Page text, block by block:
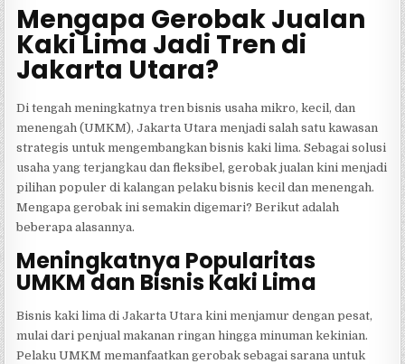
Mengapa Gerobak Jualan
Kaki Lima Jadi Tren di
Jakarta Utara?
Di tengah meningkatnya tren bisnis usaha mikro, kecil, dan
menengah (UMKM), Jakarta Utara menjadi salah satu kawasan
strategis untuk mengembangkan bisnis kaki lima. Sebagai solusi
usaha yang terjangkau dan fleksibel, gerobak jualan kini menjadi
pilihan populer di kalangan pelaku bisnis kecil dan menengah.
Mengapa gerobak ini semakin digemari? Berikut adalah
beberapa alasannya.
Meningkatnya Popularitas
UMKM dan Bisnis Kaki Lima
Bisnis kaki lima di Jakarta Utara kini menjamur dengan pesat,
mulai dari penjual makanan ringan hingga minuman kekinian.
Pelaku UMKM memanfaatkan gerobak sebagai sarana untuk